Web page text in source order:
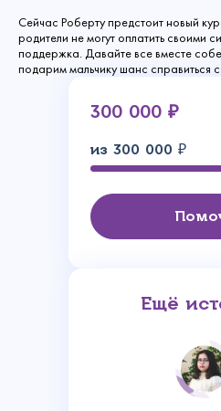
Сейчас Роберту предстоит новый
родители не могут оплатить своими
поддержка. Давайте все вместе
подарим мальчику шанс справиться
300 000 ₽
из 300 000 ₽
Ещё